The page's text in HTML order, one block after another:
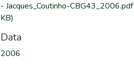
- Jacques_Coutinho-CBG43_2006.pdf
KB)
Data
2006